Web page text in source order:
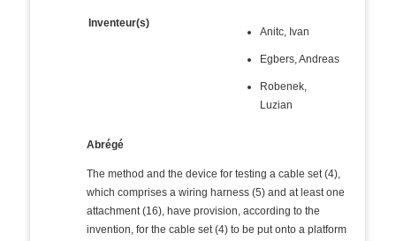
Inventeur(s)
Anitc, Ivan
Egbers, Andreas
Robenek,
Luzian
Abrégé
The method and the device for testing a cable set (4),
which comprises a wiring harness (5) and at least one
attachment (16), have provision, according to the
invention, for the cable set (4) to be put onto a platform